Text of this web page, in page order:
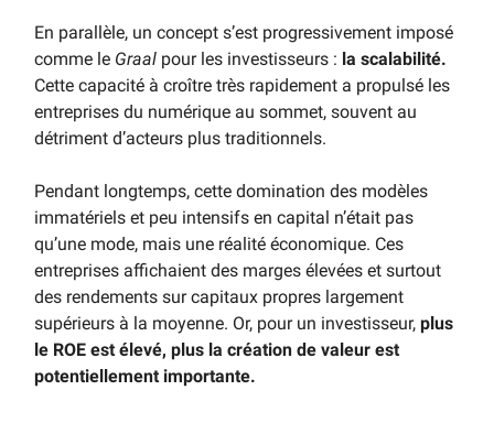
En parallèle, un concept s’est progressivement imposé
comme le Graal pour les investisseurs : la scalabilité.
Cette capacité à croître très rapidement a propulsé les
entreprises du numérique au sommet, souvent au
détriment d’acteurs plus traditionnels.
Pendant longtemps, cette domination des modèles
immatériels et peu intensifs en capital n’était pas
qu’une mode, mais une réalité économique. Ces
entreprises affichaient des marges élevées et surtout
des rendements sur capitaux propres largement
supérieurs à la moyenne. Or, pour un investisseur, plus
le ROE est élevé, plus la création de valeur est
potentiellement importante.